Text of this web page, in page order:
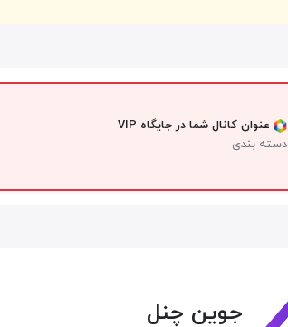
عنوان کانال شما در جایگاه VIP
دسته بندی
جوین چنل